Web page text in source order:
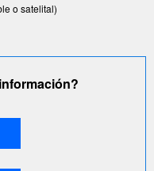
o satelital)